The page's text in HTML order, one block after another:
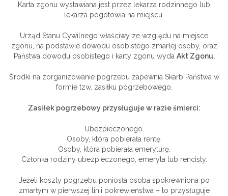
Karta zgonu wystawiana jest przez lekarza rodzinnego lub
lekarza pogotowia na miejscu.
Urząd Stanu Cywilnego właściwy ze względu na miejsce
zgonu, na podstawie dowodu osobistego zmarłej osoby, oraz
Państwa dowodu osobistego i karty zgonu wyda Akt Zgonu.
Środki na zorganizowanie pogrzebu zapewnia Skarb Państwa w
formie tzw. zasiłku pogrzebowego.
Zasiłek pogrzebowy przysługuje w razie śmierci:
Ubezpieczonego.
Osoby, która pobierała rentę.
Osoby, która pobierała emeryturę.
Członka rodziny ubezpieczonego, emeryta lub rencisty.
Jeżeli koszty pogrzebu poniosła osoba spokrewniona po
zmarłym w pierwszej linii pokrewieństwa – to przysługuje